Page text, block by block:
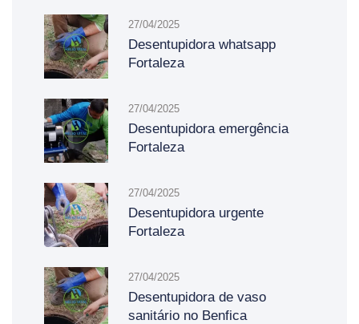
27/04/2025
Desentupidora whatsapp
Fortaleza
27/04/2025
Desentupidora emergência
Fortaleza
27/04/2025
Desentupidora urgente
Fortaleza
27/04/2025
Desentupidora de vaso
sanitário no Benfica